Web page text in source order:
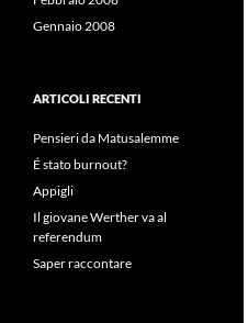
Gennaio 2008
ARTICOLI RECENTI
Pensieri da Matusalemme
É stato burnout?
Appigli
Il giovane Werther va al
referendum
Saper raccontare